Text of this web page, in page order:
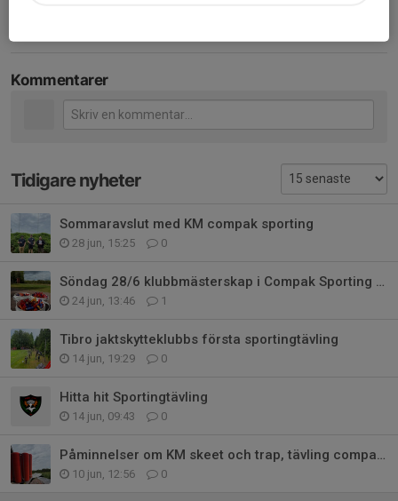
Kommentarer
Tidigare nyheter
Sommaravslut med KM compak sporting
28 jun, 15:25 0
Söndag 28/6 klubbmästerskap i Compak Sporting och sommaravslutning 💥
24 jun, 13:46 1
Tibro jaktskytteklubbs första sportingtävling
14 jun, 19:29 0
Hitta hit Sportingtävling
14 jun, 09:43 0
Påminnelser om KM skeet och trap, tävling compak sporting
10 jun, 12:56 0